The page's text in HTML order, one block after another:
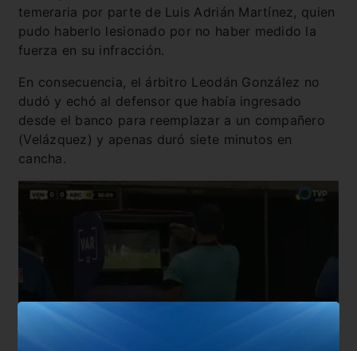
temeraria por parte de Luis Adrián Martínez, quien
pudo haberlo lesionado por no haber medido la
fuerza en su infracción.
En consecuencia, el árbitro Leodán González no
dudó y echó al defensor que había ingresado
desde el banco para reemplazar a un compañero
(Velázquez) y apenas duró siete minutos en
cancha.